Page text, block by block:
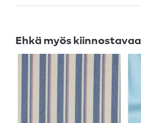
Ehkä myös kiinnostavaa